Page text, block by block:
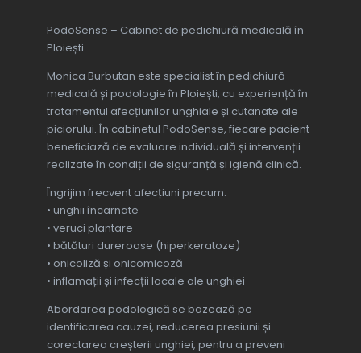
Monica, ea are cele mai bune
PodoSense – Cabinet de pedichiură medicală în
Ploiești
Monica Burbutan este specialist în pedichiură
medicală și podologie în Ploiești, cu experiență în
tratamentul afecțiunilor unghiale și cutanate ale
piciorului. În cabinetul PodoSense, fiecare pacient
beneficiază de evaluare individuală și intervenții
realizate în condiții de siguranță și igienă clinică.
Îngrijim frecvent afecțiuni precum:
• unghii încarnate
• veruci plantare
• bătături dureroase (hiperkeratoze)
• onicoliză și onicomicoză
• inflamații și infecții locale ale unghiei
Abordarea podologică se bazează pe
identificarea cauzei, reducerea presiunii și
corectarea creșterii unghiei, pentru a preveni